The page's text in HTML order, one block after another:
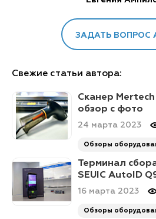
ЗАДАТЬ ВОПРОС
Свежие статьи автора:
Сканер Mertech
обзор с фото
24 марта 2023
Обзоры
Терминал
SEUIC AutoID
16 марта 2023
Обзоры